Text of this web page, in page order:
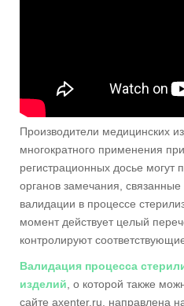
Производители медицинских
многократного применения
регистрационных досье могут
органов замечания,
валидации в процессе
момент действует целый
контролируют
Валидация процесса
изделий , о которой также
сайте axenter.ru, направлена